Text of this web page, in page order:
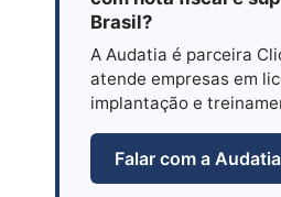
Brasil?
A Audatia é parceira
atende empresas em
implantação e
Falar com a